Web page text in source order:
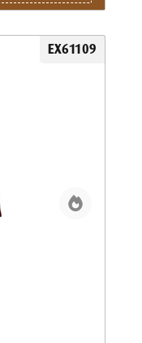
EX61109